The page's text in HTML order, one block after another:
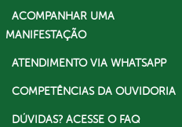
ACOMPANHAR UMA
MANIFESTAÇÃO
ATENDIMENTO VIA WHATSAPP
COMPETÊNCIAS DA OUVIDORIA
DÚVIDAS? ACESSE O FAQ